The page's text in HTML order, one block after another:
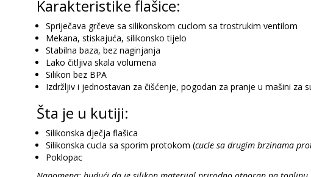
Karakteristike flašice:
Spriječava grčeve sa silikonskom cuclom sa trostrukim ventilom
Mekana, stiskajuća, silikonsko tijelo
Stabilna baza, bez naginjanja
Lako čitljiva skala volumena
Silikon bez BPA
Izdržljiv i jednostavan za čišćenje, pogodan za pranje u mašini za
Šta je u kutiji:
Silikonska dječja flašica
Silikonska cucla sa sporim protokom (cucle sa drugim brzinama
Poklopac